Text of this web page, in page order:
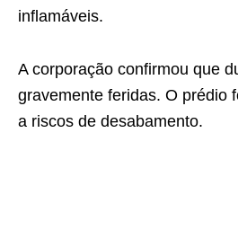
inflamáveis.
A corporação confirmou que
gravemente feridas. O prédio
a riscos de desabamento.